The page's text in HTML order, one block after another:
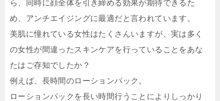
ら、同時に顔全体を引き締める効果が期待できるた
め、アンチエイジングに最適だと言われています。
美肌に憧れている女性はたくさんいますが、実は多く
の女性が間違ったスキンケアを行っていることをあな
たはご存知でしたか？
例えば、長時間のローションパック。
ローションパックを長い時間行うことによりしっかり